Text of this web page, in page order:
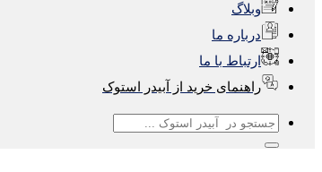
وبلاگ
درباره ما
ارتباط با ما
راهنمای خرید از آبیدر استوک
جستجو